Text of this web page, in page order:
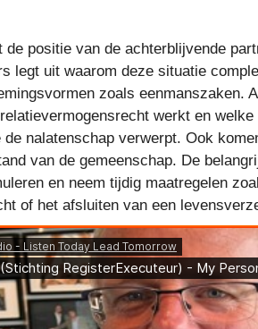
positie van de achterblijvende
legt uit waarom deze situatie
zoals eenmanszaken.
werkt en
nalatenschap verwerpt. Ook
van de gemeenschap. De
en neem tijdig maatregelen
of het afsluiten van een